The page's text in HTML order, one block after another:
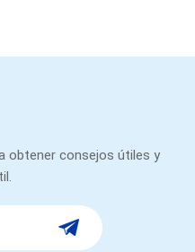
obtener consejos útiles y